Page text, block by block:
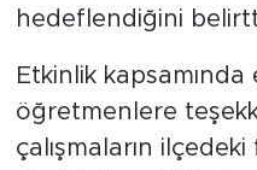
hedeflendiğini
Etkinlik
öğretmenlere
çalışmaların